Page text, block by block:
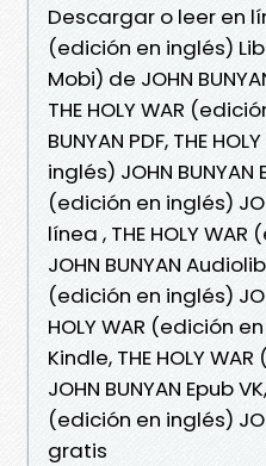
Descargar o leer en
(edición en inglés)
Mobi) de JOHN
THE HOLY WAR
BUNYAN PDF, THE
inglés) JOHN BUNYAN
(edición en inglés)
línea , THE HOLY
JOHN BUNYAN
(edición en inglés)
HOLY WAR (edición
Kindle, THE HOLY
JOHN BUNYAN Epub
(edición en inglés)
gratis